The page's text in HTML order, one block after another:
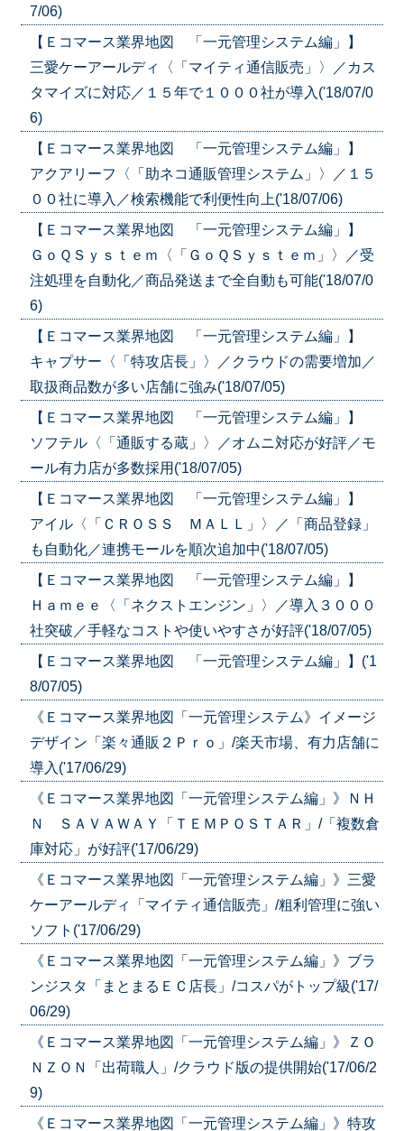
7/06)
【Ｅコマース業界地図 「一元管理システム編」】
三愛ケーアールディ〈「マイティ通信販売」〉／カス
タマイズに対応／１５年で１０００社が導入('18/07/0
6)
【Ｅコマース業界地図 「一元管理システム編」】
アクアリーフ〈「助ネコ通販管理システム」〉／１５
００社に導入／検索機能で利便性向上('18/07/06)
【Ｅコマース業界地図 「一元管理システム編」】
ＧｏＱＳｙｓｔｅｍ〈「ＧｏＱＳｙｓｔｅｍ」〉／受
注処理を自動化／商品発送まで全自動も可能('18/07/0
6)
【Ｅコマース業界地図 「一元管理システム編」】
キャプサー〈「特攻店長」〉／クラウドの需要増加／
取扱商品数が多い店舗に強み('18/07/05)
【Ｅコマース業界地図 「一元管理システム編」】
ソフテル〈「通販する蔵」〉／オムニ対応が好評／モ
ール有力店が多数採用('18/07/05)
【Ｅコマース業界地図 「一元管理システム編」】
アイル〈「ＣＲＯＳＳ ＭＡＬＬ」〉／「商品登録」
も自動化／連携モールを順次追加中('18/07/05)
【Ｅコマース業界地図 「一元管理システム編」】
Ｈａｍｅｅ〈「ネクストエンジン」〉／導入３０００
社突破／手軽なコストや使いやすさが好評('18/07/05)
【Ｅコマース業界地図 「一元管理システム編」】('1
8/07/05)
《Ｅコマース業界地図「一元管理システム》イメージ
デザイン「楽々通販２Ｐｒｏ」/楽天市場、有力店舗に
導入('17/06/29)
《Ｅコマース業界地図「一元管理システム編」》ＮＨ
Ｎ ＳＡＶＡＷＡＹ「ＴＥＭＰＯＳＴＡＲ」/「複数倉
庫対応」が好評('17/06/29)
《Ｅコマース業界地図「一元管理システム編」》三愛
ケーアールディ「マイティ通信販売」/粗利管理に強い
ソフト('17/06/29)
《Ｅコマース業界地図「一元管理システム編」》ブラ
ンジスタ「まとまるＥＣ店長」/コスパがトップ級('17/
06/29)
《Ｅコマース業界地図「一元管理システム編」》ＺＯ
ＮＺＯＮ「出荷職人」/クラウド版の提供開始('17/06/2
9)
《Ｅコマース業界地図「一元管理システム編」》特攻